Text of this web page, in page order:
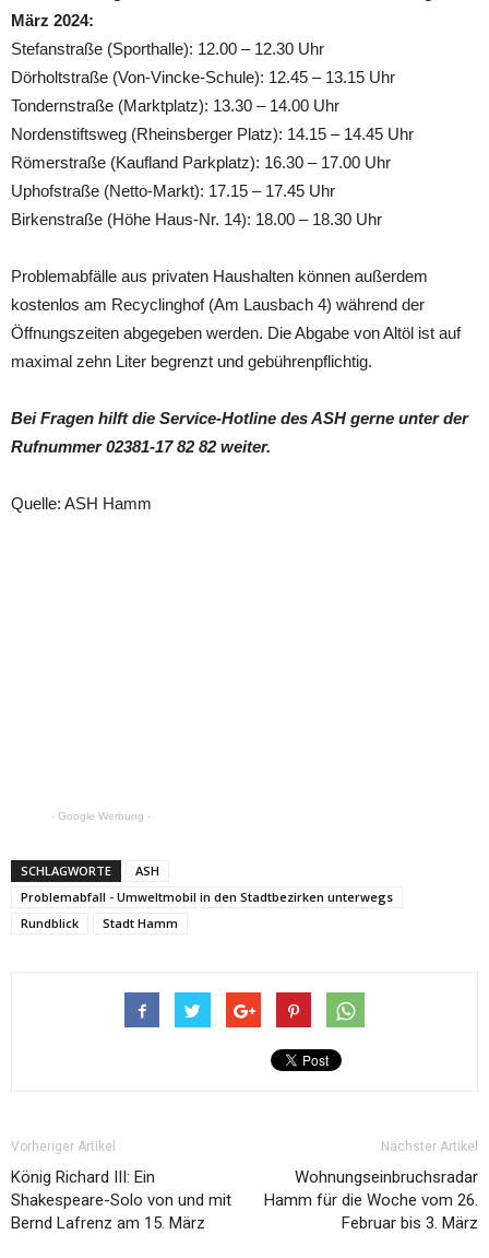
März 2024:
Stefanstraße (Sporthalle): 12.00 – 12.30 Uhr
Dörholtstraße (Von-Vincke-Schule): 12.45 – 13.15 Uhr
Tondernstraße (Marktplatz): 13.30 – 14.00 Uhr
Nordenstiftsweg (Rheinsberger Platz): 14.15 – 14.45 Uhr
Römerstraße (Kaufland Parkplatz): 16.30 – 17.00 Uhr
Uphofstraße (Netto-Markt): 17.15 – 17.45 Uhr
Birkenstraße (Höhe Haus-Nr. 14): 18.00 – 18.30 Uhr
Problemabfälle aus privaten Haushalten können außerdem
kostenlos am Recyclinghof (Am Lausbach 4) während der
Öffnungszeiten abgegeben werden. Die Abgabe von Altöl ist auf
maximal zehn Liter begrenzt und gebührenpflichtig.
Bei Fragen hilft die Service-Hotline des ASH gerne unter der
Rufnummer 02381-17 82 82 weiter.
Quelle: ASH Hamm
- Google Werbung -
SCHLAGWORTE
ASH
Problemabfall - Umweltmobil in den Stadtbezirken unterwegs
Rundblick
Stadt Hamm
Vorheriger Artikel
König Richard III: Ein
Shakespeare-Solo von und mit
Bernd Lafrenz am 15. März
Nächster Artikel
Wohnungseinbruchsradar
Hamm für die Woche vom 26.
Februar bis 3. März